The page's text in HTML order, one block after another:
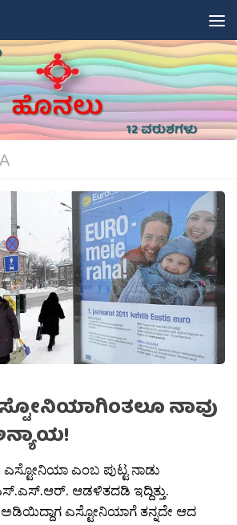
ನಾವು
ಎಸ್ಟೋನಿಯಾ ಎಂಬ ಪುಟ್ಟ ನಾಡು
ಆಡಳಿತದಡಿ ಇದ್ದಿತ್ತು.
ಎಸ್ಟೋನಿಯಾಗೆ ತನ್ನದೇ ಆದ